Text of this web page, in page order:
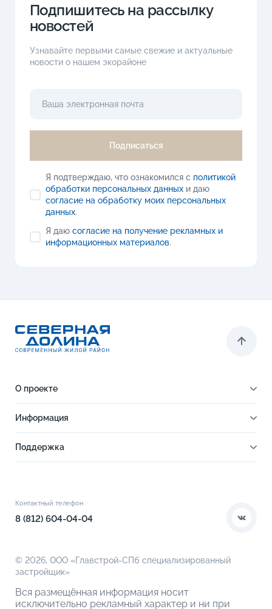
Подпишитесь на рассылку
новостей
Узнавайте первыми самые свежие и актуальные
новости о нашем экорайоне
Подписаться
Я подтверждаю, что ознакомился с политикой
обработки персональных данныхи даю
согласие на обработку моих персональных
данных.
Я даю согласие на получение рекламных и
информационных материалов.
О проекте
Инфраструктура
Благоустройство
Информация
Поддержка
О компании
Контактный телефон
8 (812) 604-04-04
© 2026, ООО «Главстрой-СПб специализированный
застройщик»
Вся размещённая информация носит
исключительно рекламный характер и ни при